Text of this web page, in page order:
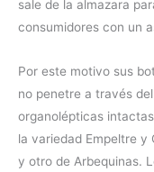
sale de la almazara
consumidores con un
Por este motivo sus
no penetre a través
organolépticas
la variedad Empeltre y
y otro de Arbequinas.